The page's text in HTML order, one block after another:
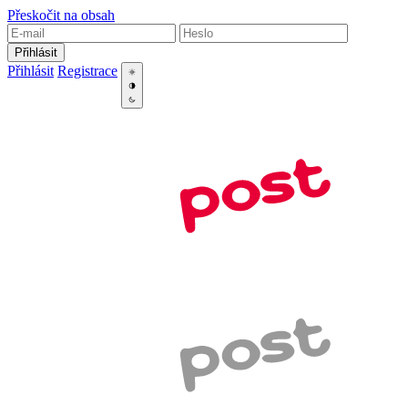
Přeskočit na obsah
Přihlásit
Přihlásit Registrace